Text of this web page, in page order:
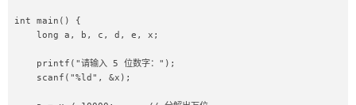
int main() {